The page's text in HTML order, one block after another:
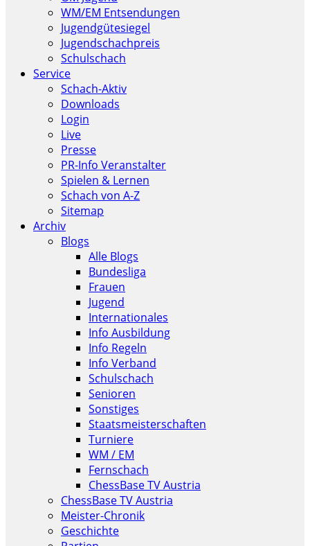
WM/EM Entsendungen
Jugendgütesiegel
Jugendschachpreis
Schulschach
Service
Schach-Aktiv
Downloads
Login
Live
Presse
PR-Info Veranstalter
Spielen & Lernen
Schach von A-Z
Sitemap
Archiv
Blogs
Alle Blogs
Bundesliga
Frauen
Jugend
Internationales
Info Ausbildung
Info Regeln
Info Verband
Schulschach
Senioren
Sonstiges
Staatsmeisterschaften
Turniere
WM / EM
Fernschach
ChessBase TV Austria
ChessBase TV Austria
Meister-Chronik
Geschichte